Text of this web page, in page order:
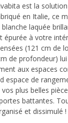
est la
en Italie, ce
laquée
épurée à votre
(121 cm de
de profondeur)
aux espaces
espace de
plus belles
battantes.
et dissimulé !